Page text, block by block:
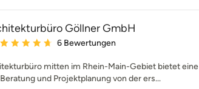
Göllner GmbH
Bewertung: 4.8 von 5 Sternen
6 Bewertungen
mitten im Rhein-Main-Gebiet bietet eine
und Projektplanung von der ers...